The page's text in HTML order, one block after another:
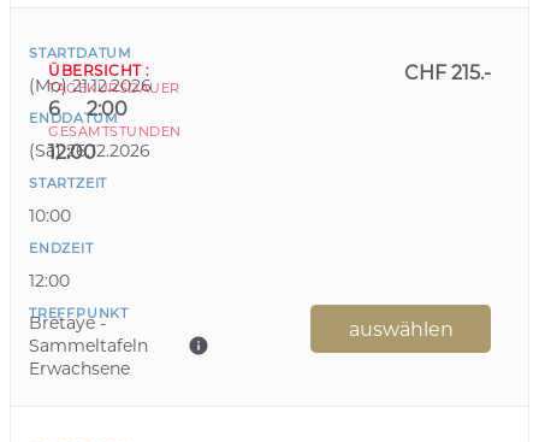
STARTDATUM
(Mo) 21.12.2026
ENDDATUM
(Sa) 26.12.2026
STARTZEIT
10:00
ENDZEIT
12:00
TREFFPUNKT
Bretaye -
Sammeltafeln
Erwachsene
ÜBERSICHT :
TAGE
6
KURSDAUER
2:00
GESAMTSTUNDEN
12:00
CHF 215.-
auswählen